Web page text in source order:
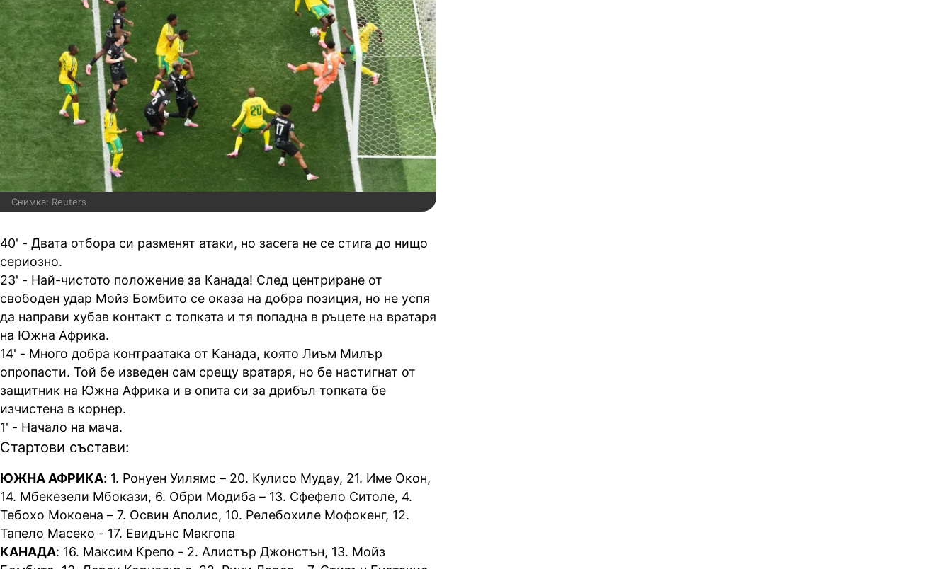
Снимка: Reuters
40' - Двата отбора си разменят атаки, но засега не се стига до нищо
сериозно.
23' - Най-чистото положение за Канада! След центриране от
свободен удар Мойз Бомбито се оказа на добра позиция, но не успя
да направи хубав контакт с топката и тя попадна в ръцете на вратаря
на Южна Африка.
14' - Много добра контраатака от Канада, която Лиъм Милър
опропасти. Той бе изведен сам срещу вратаря, но бе настигнат от
защитник на Южна Африка и в опита си за дрибъл топката бе
изчистена в корнер.
1' - Начало на мача.
Стартови състави:
ЮЖНА АФРИКА: 1. Ронуен Уилямс – 20. Кулисо Мудау, 21. Име Окон,
14. Мбекезели Мбокази, 6. Обри Модиба – 13. Сфефело Ситоле, 4.
Тебохо Мокоена – 7. Освин Аполис, 10. Релебохиле Мофокенг, 12.
Тапело Масеко - 17. Евидънс Макгопа
КАНАДА: 16. Максим Крепо - 2. Алистър Джонстън, 13. Мойз